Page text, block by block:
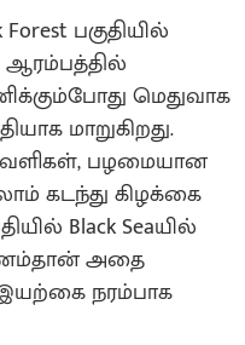
பகுதியில்
ஆரம்பத்தில்
மெதுவாக
மாறுகிறது.
பழமையான
கடந்து கிழக்கை
Black Seaயில்
அதை
நரம்பாக